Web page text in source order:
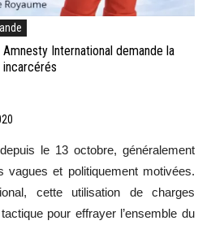
International demande la
le 13 octobre, généralement
vagues et politiquement motivées.
cette utilisation de charges
pour effrayer l’ensemble du